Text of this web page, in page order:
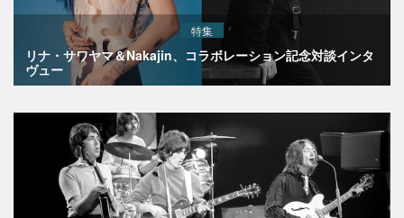
特集
リナ・サワヤマ＆Nakajin、コラボレーション記念対談インタ
ヴュー